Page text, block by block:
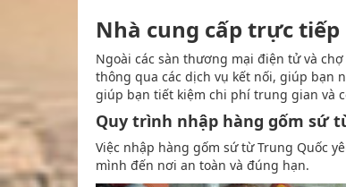
Nhà cung cấp trực tiếp
Ngoài các sàn thương mại điện tử và
thông qua các dịch vụ kết nối, giúp bạn
giúp bạn tiết kiệm chi phí trung gian và
Quy trình nhập hàng gốm sứ
Việc nhập hàng gốm sứ từ Trung Quốc
mình đến nơi an toàn và đúng hạn.